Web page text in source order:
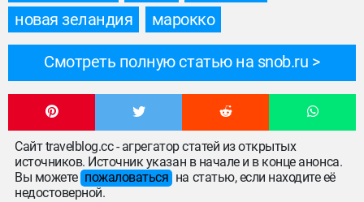
новая зеландия
марокко
Смотреть полную статью на snob.ru
Сайт travelblog.cc - агрегатор статей из открытых
источников. Источник указан в начале и в конце анонса.
Вы можете пожаловаться на статью, если находите её
недостоверной.